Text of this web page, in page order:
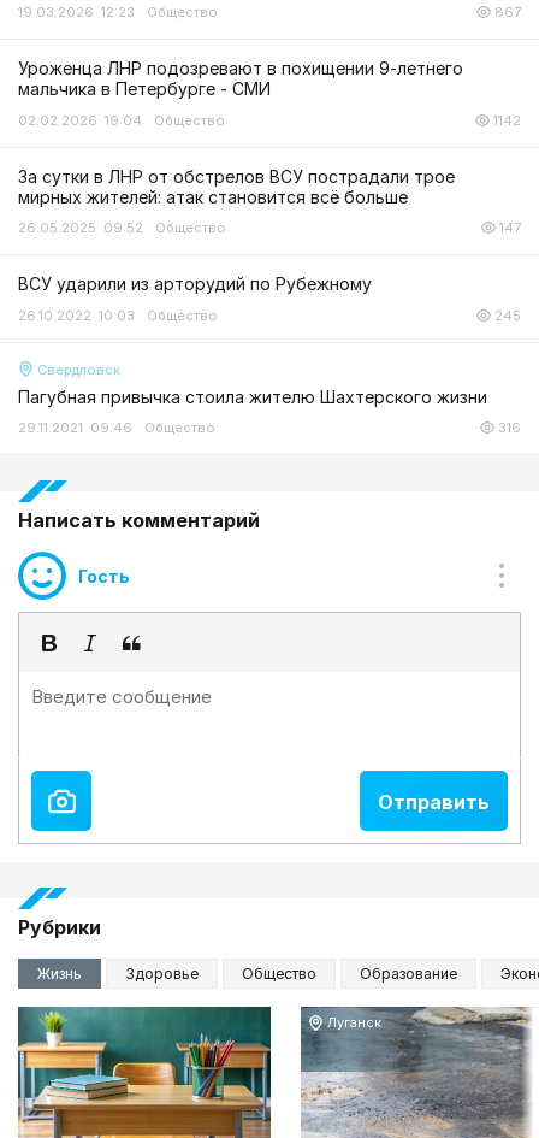
19.03.2026 12:23 Общество 867
Уроженца ЛНР подозревают в похищении 9-летнего
мальчика в Петербурге - СМИ
02.02.2026 19:04 Общество 1142
За сутки в ЛНР от обстрелов ВСУ пострадали трое
мирных жителей: атак становится всё больше
26.05.2025 09:52 Общество 147
ВСУ ударили из арторудий по Рубежному
26.10.2022 10:03 Общество 245
Свердловск
Пагубная привычка стоила жителю Шахтерского жизни
29.11.2021 09:46 Общество 316
Написать комментарий
Гость
Рубрики
Жизнь Здоровье Общество Образование
Луганск